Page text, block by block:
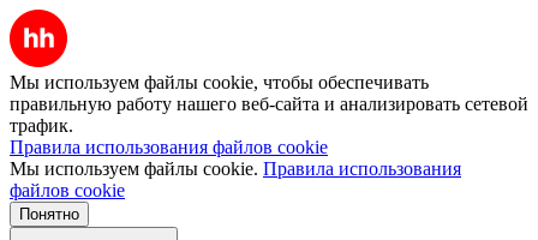
Мы используем файлы cookie, чтобы обеспечивать
правильную работу нашего веб-сайта и анализировать сетевой
трафик.
Правила использования файлов cookie
Мы используем файлы cookie. Правила использования
файлов cookie
Понятно